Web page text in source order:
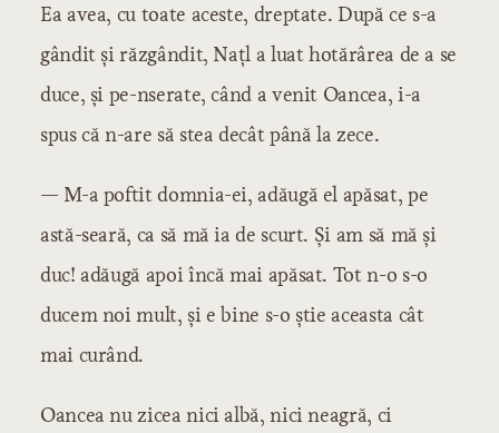
Ea avea, cu toate aceste, dreptate. După ce s-a
gândit și răzgândit, Națl a luat hotărârea de a se
duce, și pe-nserate, când a venit Oancea, i-a
spus că n-are să stea decât până la zece.
— M-a poftit domnia-ei, adăugă el apăsat, pe
astă-seară, ca să mă ia de scurt. Și am să mă și
duc! adăugă apoi încă mai apăsat. Tot n-o s-o
ducem noi mult, și e bine s-o știe aceasta cât
mai curând.
Oancea nu zicea nici albă, nici neagră, ci